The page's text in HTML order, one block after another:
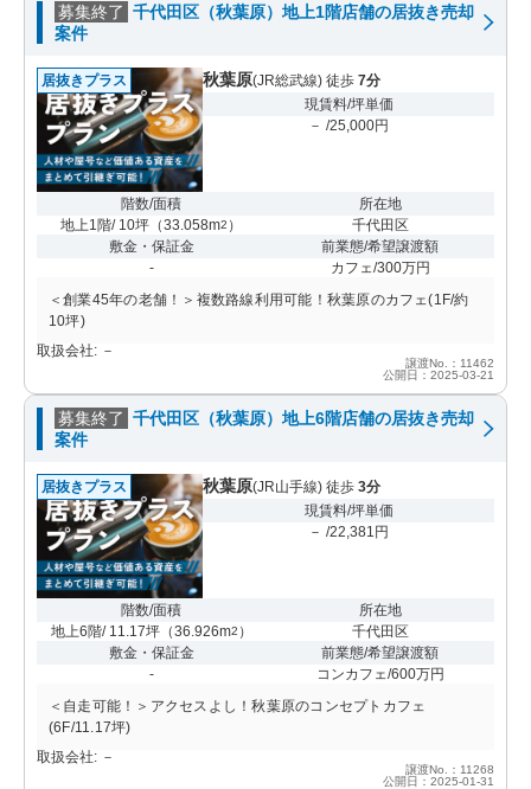
募集終了 千代田区（秋葉原）地上1階店舗の居抜き売却
案件
居抜きプラス 秋葉原(JR総武線) 徒歩 7分
現賃料/坪単価
－ /25,000円
階数/面積
地上1階/ 10坪 （33.058m2 ）
所在地
千代田区
敷金・保証金
-
前業態/希望譲渡額
カフェ/300万円
＜創業45年の老舗！＞複数路線利用可能！秋葉原のカフェ(1F/約
10坪)
取扱会社: －
譲渡No.：11462
公開日：2025-03-21
募集終了 千代田区（秋葉原）地上6階店舗の居抜き売却
案件
居抜きプラス 秋葉原(JR山手線) 徒歩 3分
現賃料/坪単価
－ /22,381円
階数/面積
地上6階/ 11.17坪（36.926m2 ）
所在地
千代田区
敷金・保証金
-
前業態/希望譲渡額
コンカフェ/600万円
＜自走可能！＞アクセスよし！秋葉原のコンセプトカフェ
(6F/11.17坪)
取扱会社: －
譲渡No.：11268
公開日：2025-01-31